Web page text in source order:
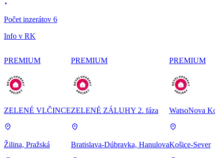
Počet inzerátov 6
Info v RK
PREMIUM
ZELENÉ VLČINCE
Žilina, Pražská
PREMIUM
ZELENÉ ZÁLUHY 2. fáza
Bratislava-Dúbravka, Hanulova
PREMIUM
WatsoNova
Košice-Sever